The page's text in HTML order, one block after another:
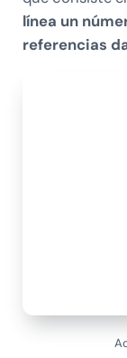
línea un
referencias